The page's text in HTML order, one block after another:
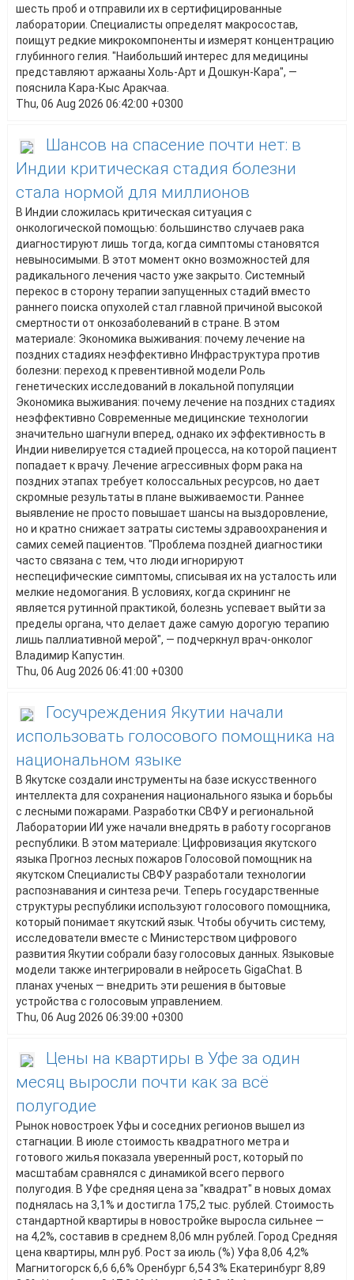
шесть проб и отправили их в сертифицированные
лаборатории. Специалисты определят макросостав,
поищут редкие микрокомпоненты и измерят концентрацию
глубинного гелия. "Наибольший интерес для медицины
представляют аржааны Холь-Арт и Дошкун-Кара", —
пояснила Кара-Кыс Аракчаа.
Thu, 06 Aug 2026 06:42:00 +0300
Шансов на спасение почти нет: в
Индии критическая стадия болезни
стала нормой для миллионов
В Индии сложилась критическая ситуация с
онкологической помощью: большинство случаев рака
диагностируют лишь тогда, когда симптомы становятся
невыносимыми. В этот момент окно возможностей для
радикального лечения часто уже закрыто. Системный
перекос в сторону терапии запущенных стадий вместо
раннего поиска опухолей стал главной причиной высокой
смертности от онкозаболеваний в стране. В этом
материале: Экономика выживания: почему лечение на
поздних стадиях неэффективно Инфраструктура против
болезни: переход к превентивной модели Роль
генетических исследований в локальной популяции
Экономика выживания: почему лечение на поздних стадиях
неэффективно Современные медицинские технологии
значительно шагнули вперед, однако их эффективность в
Индии нивелируется стадией процесса, на которой пациент
попадает к врачу. Лечение агрессивных форм рака на
поздних этапах требует колоссальных ресурсов, но дает
скромные результаты в плане выживаемости. Раннее
выявление не просто повышает шансы на выздоровление,
но и кратно снижает затраты системы здравоохранения и
самих семей пациентов. "Проблема поздней диагностики
часто связана с тем, что люди игнорируют
неспецифические симптомы, списывая их на усталость или
мелкие недомогания. В условиях, когда скрининг не
является рутинной практикой, болезнь успевает выйти за
пределы органа, что делает даже самую дорогую терапию
лишь паллиативной мерой", — подчеркнул врач-онколог
Владимир Капустин.
Thu, 06 Aug 2026 06:41:00 +0300
Госучреждения Якутии начали
использовать голосового помощника на
национальном языке
В Якутске создали инструменты на базе искусственного
интеллекта для сохранения национального языка и борьбы
с лесными пожарами. Разработки СВФУ и региональной
Лаборатории ИИ уже начали внедрять в работу госорганов
республики. В этом материале: Цифровизация якутского
языка Прогноз лесных пожаров Голосовой помощник на
якутском Специалисты СВФУ разработали технологии
распознавания и синтеза речи. Теперь государственные
структуры республики используют голосового помощника,
который понимает якутский язык. Чтобы обучить систему,
исследователи вместе с Министерством цифрового
развития Якутии собрали базу голосовых данных. Языковые
модели также интегрировали в нейросеть GigaChat. В
планах ученых — внедрить эти решения в бытовые
устройства с голосовым управлением.
Thu, 06 Aug 2026 06:39:00 +0300
Цены на квартиры в Уфе за один
месяц выросли почти как за всё
полугодие
Рынок новостроек Уфы и соседних регионов вышел из
стагнации. В июле стоимость квадратного метра и
готового жилья показала уверенный рост, который по
масштабам сравнялся с динамикой всего первого
полугодия. В Уфе средняя цена за "квадрат" в новых домах
поднялась на 3,1% и достигла 175,2 тыс. рублей. Стоимость
стандартной квартиры в новостройке выросла сильнее —
на 4,2%, составив в среднем 8,06 млн рублей. Город Средняя
цена квартиры, млн руб. Рост за июль (%) Уфа 8,06 4,2%
Магнитогорск 6,6 6,6% Оренбург 6,54 3% Екатеринбург 8,89